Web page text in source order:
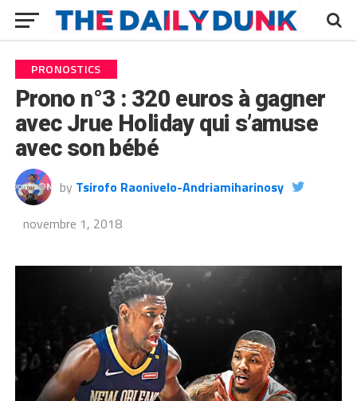
PRONOSTICS
Prono n°3 : 320 euros à gagner
avec Jrue Holiday qui s’amuse
avec son bébé
by Tsirofo Raonivelo-Andriamiharinosy
novembre 1, 2018